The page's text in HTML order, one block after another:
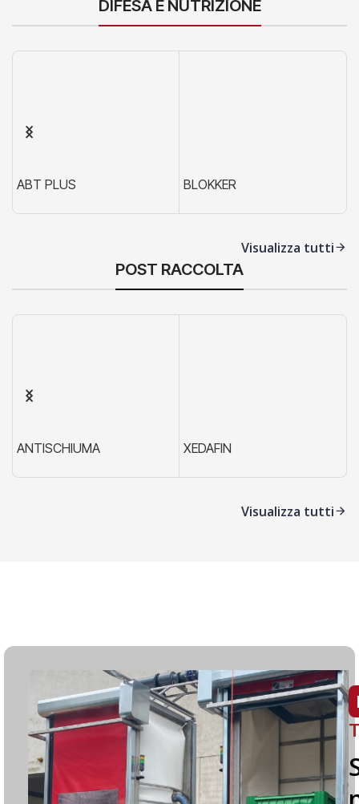
DIFESA E NUTRIZIONE
ABT PLUS BLOKKER
Visualizza tutti
POST RACCOLTA
ANTISCHIUMA XEDAFIN
Visualizza tutti